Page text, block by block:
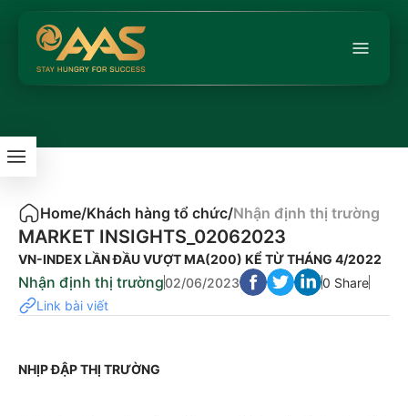
Home/Khách hàng tổ chức/Nhận định thị trường
MARKET INSIGHTS_02062023
VN-INDEX LẦN ĐẦU VƯỢT MA(200) KỂ TỪ THÁNG 4/2022
Nhận định thị trường02/06/2023
0 Share
Link bài viết
NHỊP ĐẬP THỊ TRƯỜNG